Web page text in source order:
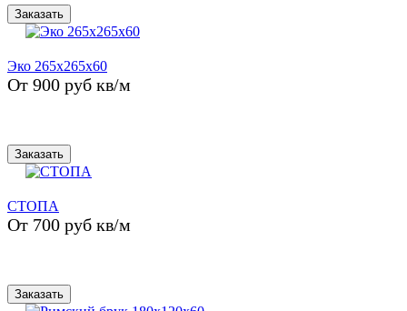
Заказать
Эко 265x265x60
От 900 руб кв/м
Заказать
СТОПА
От 700 руб кв/м
Заказать